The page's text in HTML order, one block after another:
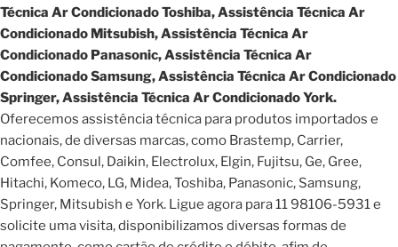
Técnica Ar Condicionado Toshiba, Assistência Técnica Ar
Condicionado Mitsubish, Assistência Técnica Ar
Condicionado Panasonic, Assistência Técnica Ar
Condicionado Samsung, Assistência Técnica Ar Condicionado
Springer, Assistência Técnica Ar Condicionado York.
Oferecemos assistência técnica para produtos importados e
nacionais, de diversas marcas, como Brastemp, Carrier,
Comfee, Consul, Daikin, Electrolux, Elgin, Fujitsu, Ge, Gree,
Hitachi, Komeco, LG, Midea, Toshiba, Panasonic, Samsung,
Springer, Mitsubish e York. Ligue agora para 11 98106-5931 e
solicite uma visita, disponibilizamos diversas formas de